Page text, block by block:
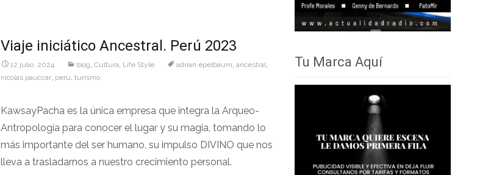
Viaje iniciático Ancestral. Perú 2023
12 julio, 2024 blog, Cultura, Life Style adrian epelbaum, ancestral,
nicolas pauccar, peru, turismo
KawsayPacha es la única empresa que integra la Arqueo-
Antropología para conocer el lugar y su magia, tomando lo
más importante del ser humano, su impulso DIVINO que nos
lleva a trasladarnos a nuestro crecimiento personal.
Tu Marca Aquí